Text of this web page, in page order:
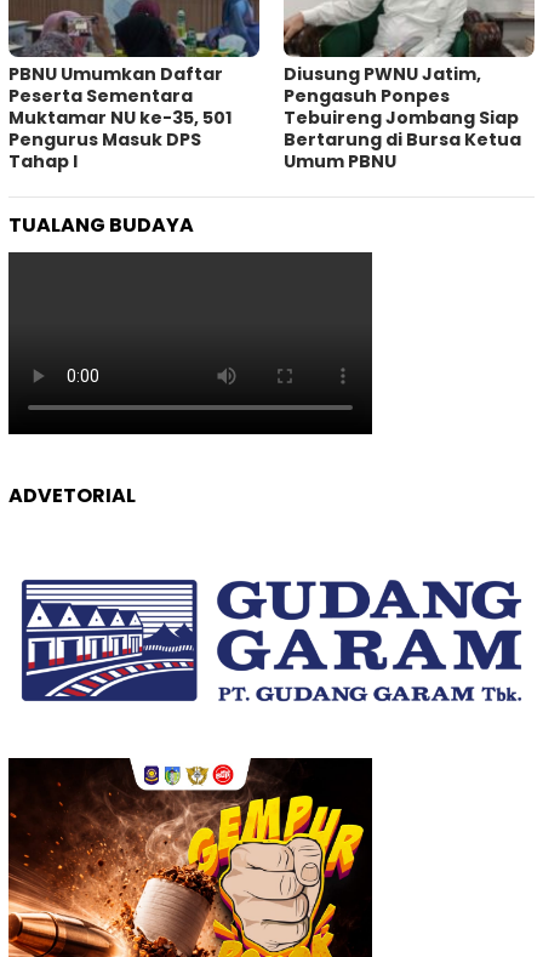
PBNU Umumkan Daftar
Peserta Sementara
Muktamar NU ke-35, 501
Pengurus Masuk DPS
Tahap I
Diusung PWNU Jatim,
Pengasuh Ponpes
Tebuireng Jombang Siap
Bertarung di Bursa Ketua
Umum PBNU
TUALANG BUDAYA
ADVETORIAL